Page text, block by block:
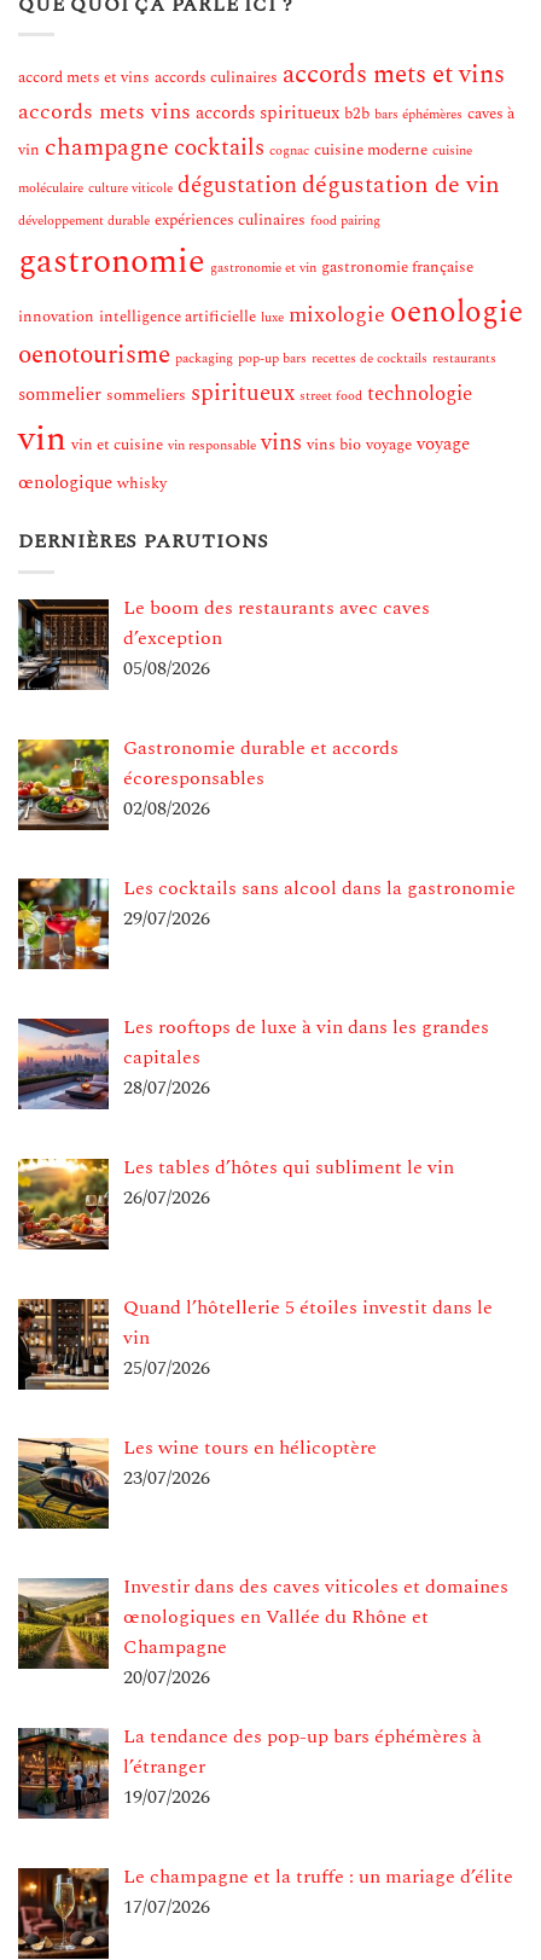
accord mets et vins accords culinaires accords mets et vins
accords mets vins accords spiritueux b2b bars éphémères caves à
vin champagne cocktails cognac cuisine moderne cuisine
moléculaire culture viticole dégustationdégustation de vin
développement durable expériences culinaires food pairing
gastronomie gastronomie et vin gastronomie française
innovation intelligence artificielle luxe mixologie oenologie
oenotourisme packaging pop-up bars recettes de cocktails restaurants
sommelier sommeliers spiritueux street food technologie
vin vin et cuisine vin responsable vins vins bio voyage voyage
œnologique whisky
DERNIÈRES PARUTIONS
Le boom des restaurants avec caves
d’exception
05/08/2026
Gastronomie durable et accords
écoresponsables
02/08/2026
Les cocktails sans alcool dans la gastronomie
29/07/2026
Les rooftops de luxe à vin dans les grandes
capitales
28/07/2026
Les tables d’hôtes qui subliment le vin
26/07/2026
Quand l’hôtellerie 5 étoiles investit dans le
vin
25/07/2026
Les wine tours en hélicoptère
23/07/2026
Investir dans des caves viticoles et domaines
œnologiques en Vallée du Rhône et
Champagne
20/07/2026
La tendance des pop-up bars éphémères à
l’étranger
19/07/2026
Le champagne et la truffe : un mariage d’élite
17/07/2026